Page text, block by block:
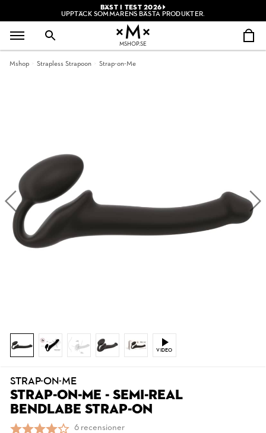
BÄST I TEST 2026
UPPTÄCK SOMMARENS BÄSTA PRODUKTER.
MSHOP.SE
Mshop Strapless Strapoon Strap-on-Me
VIDEO
STRAP-ON-ME
STRAP-ON-ME - SEMI-REAL
BENDLABE STRAP-ON
6 recensioner